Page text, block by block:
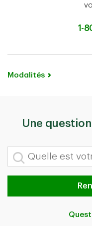
1-
Modalités
Une
Quelle est votre